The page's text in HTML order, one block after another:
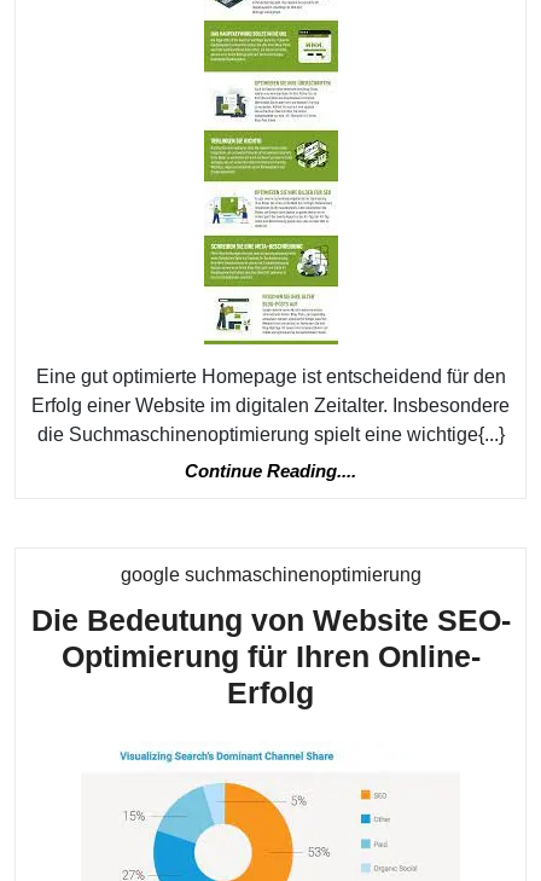
Eine gut optimierte Homepage ist entscheidend für den
Erfolg einer Website im digitalen Zeitalter. Insbesondere
die Suchmaschinenoptimierung spielt eine wichtige{...}
Continue Reading....
google suchmaschinenoptimierungKategorie
Die Bedeutung von Website SEO-
Optimierung für Ihren Online-
Erfolg
von
Website
SEO-
Optimierung